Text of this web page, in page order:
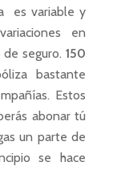
es variable y
en
seguro. 150
bastante
Estos
abonar tú
un parte de
se hace